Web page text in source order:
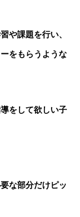
や課題を行い、
をもらうような
をして欲しい子
な部分だけピッ